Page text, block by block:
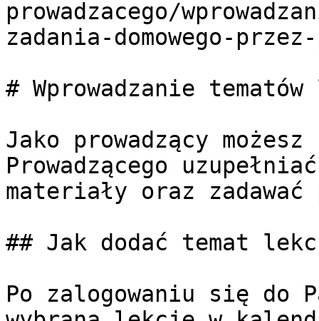
prowadzacego/
zadania-domowego-
# Wprowadzanie
Jako prowadzący
Prowadzącego
materiały oraz zadawać
## Jak dodać temat
Po zalogowaniu się do